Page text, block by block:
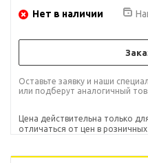
Нет в наличии
Оставьте заявку и наши
или подберут аналогичный
Цена действительна только
отличаться от цен в